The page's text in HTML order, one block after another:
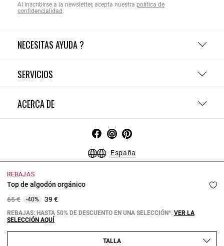
REBAJAS
Top de algodón orgánico
Price reduced from
65 €to-40% 39 €
REBAJAS: HASTA 50% DE DESCUENTO EN UNA SELECCIÓN*. VER LA
SELECCIÓN AQUÍ
TALLA
NECESITAS AYUDA ?
SERVICIOS
ACERCA DE
Al inscribirse a la newsletter, acepta nuestra política de
confidencialidad.
España
Condiciones Generales - Guía de compras
Política de Confidencialidad
Copyright © 2026 Claudie Pierlot. Todos los derechos reservados.